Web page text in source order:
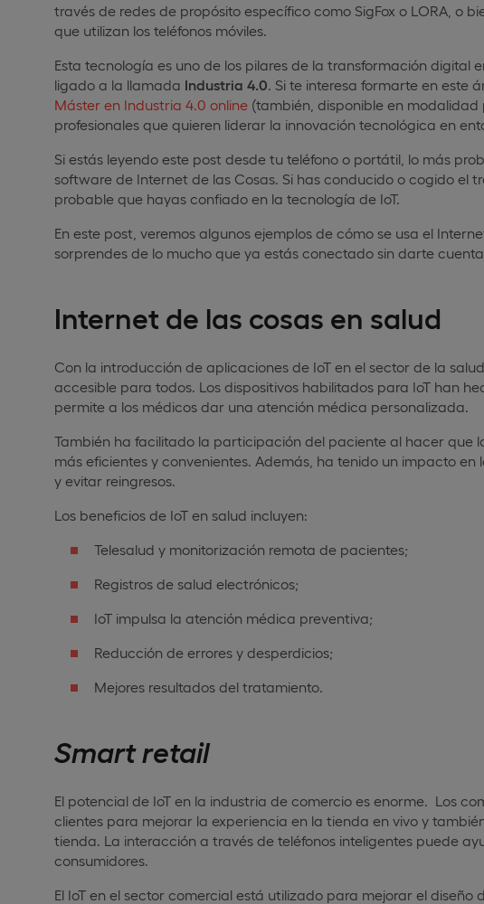
través de redes de propósito específico como SigFox o LORA, o
que utilizan los teléfonos móviles.
Esta tecnología es uno de los pilares de la transformación digital
ligado a la llamada Industria 4.0 . Si te interesa formarte en este
Máster en Industria 4.0 online (también, disponible en modalidad
profesionales que quieren liderar la innovación tecnológica en
Si estás leyendo este post desde tu teléfono o portátil, lo más
software de Internet de las Cosas. Si has conducido o cogido el
probable que hayas confiado en la tecnología de IoT.
En este post, veremos algunos ejemplos de cómo se usa el
sorprendes de lo mucho que ya estás conectado sin darte cuenta.
Internet de las cosas en salud
Con la introducción de aplicaciones de IoT en el sector de la
accesible para todos. Los dispositivos habilitados para IoT han
permite a los médicos dar una atención médica personalizada.
También ha facilitado la participación del paciente al hacer que
más eficientes y convenientes. Además, ha tenido un impacto
y evitar reingresos.
Los beneficios de IoT en salud incluyen:
Telesalud y monitorización remota de pacientes;
Registros de salud electrónicos;
IoT impulsa la atención médica preventiva;
Reducción de errores y desperdicios;
Mejores resultados del tratamiento.
Smart retail
El potencial de IoT en la industria de comercio es enorme. Los
clientes para mejorar la experiencia en la tienda en vivo y
tienda. La interacción a través de teléfonos inteligentes puede
consumidores.
El IoT en el sector comercial está utilizado para mejorar el